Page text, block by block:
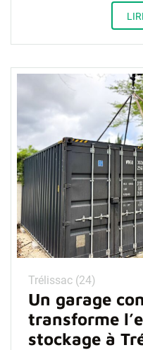
Trélissac (24)
Un garage
transforme
stockage à